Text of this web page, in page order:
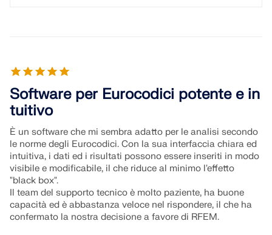
Software per Eurocodici potente e in
tuitivo
È un software che mi sembra adatto per le analisi secondo
le norme degli Eurocodici. Con la sua interfaccia chiara ed
intuitiva, i dati ed i risultati possono essere inseriti in modo
visibile e modificabile, il che riduce al minimo l'effetto
"black box".
Il team del supporto tecnico è molto paziente, ha buone
capacità ed è abbastanza veloce nel rispondere, il che ha
confermato la nostra decisione a favore di RFEM.